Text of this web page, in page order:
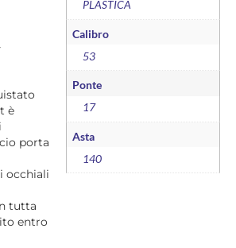
è
porta
occhiali
tutta
entro
PLASTICA
Calibro
53
Ponte
17
Asta
140